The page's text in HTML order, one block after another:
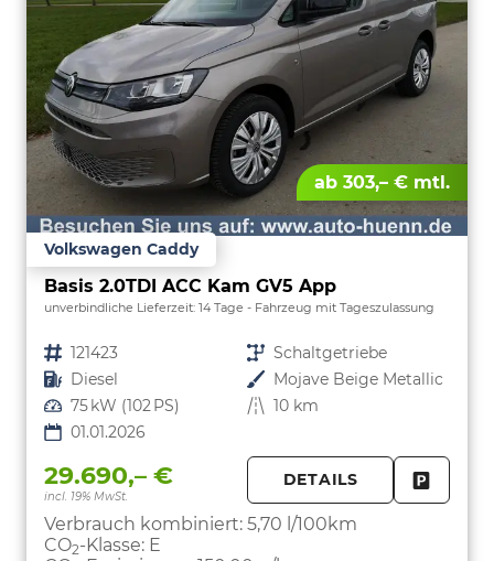
ab 303,– € mtl.
Volkswagen Caddy
Basis 2.0TDI ACC Kam GV5 App
unverbindliche Lieferzeit: 14 Tage Fahrzeug mit Tageszulassung
Fahrzeugnr. 121423 Getriebe Schaltgetriebe
Kraftstoff Diesel Außenfarbe Mojave Beige Metallic
Leistung 75 kW (102 PS) Kilometerstand 10 km
01.01.2026
29.690,– €
incl. 19% MwSt.
DETAILS
Verbrauch kombiniert: 5,70 l/100km
CO2-Klasse: E